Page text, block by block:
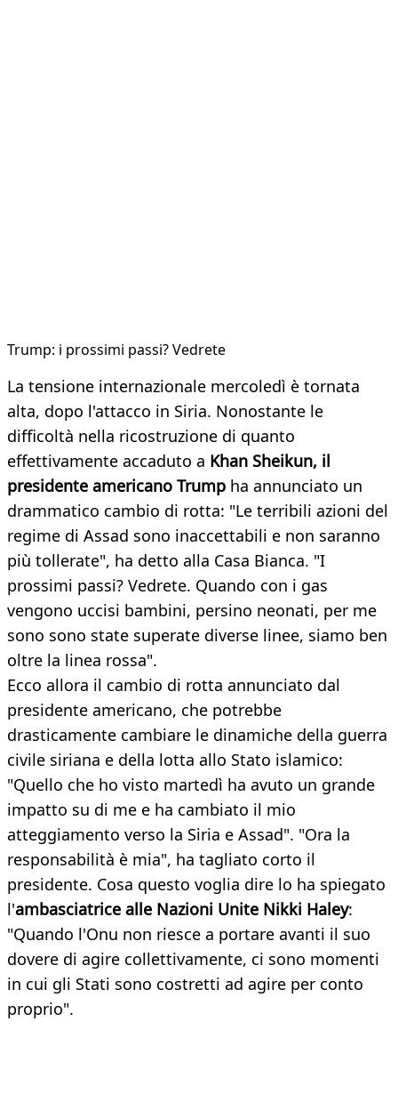
Trump: i prossimi passi? Vedrete
La tensione internazionale mercoledì è tornata
alta, dopo l'attacco in Siria. Nonostante le
difficoltà nella ricostruzione di quanto
effettivamente accaduto a Khan Sheikun, il
presidente americano Trump ha annunciato un
drammatico cambio di rotta: "Le terribili azioni del
regime di Assad sono inaccettabili e non saranno
più tollerate", ha detto alla Casa Bianca. "I
prossimi passi? Vedrete. Quando con i gas
vengono uccisi bambini, persino neonati, per me
sono sono state superate diverse linee, siamo ben
oltre la linea rossa".
Ecco allora il cambio di rotta annunciato dal
presidente americano, che potrebbe
drasticamente cambiare le dinamiche della guerra
civile siriana e della lotta allo Stato islamico:
"Quello che ho visto martedì ha avuto un grande
impatto su di me e ha cambiato il mio
atteggiamento verso la Siria e Assad". "Ora la
responsabilità è mia", ha tagliato corto il
presidente. Cosa questo voglia dire lo ha spiegato
l'ambasciatrice alle Nazioni Unite Nikki Haley:
"Quando l'Onu non riesce a portare avanti il suo
dovere di agire collettivamente, ci sono momenti
in cui gli Stati sono costretti ad agire per conto
proprio".